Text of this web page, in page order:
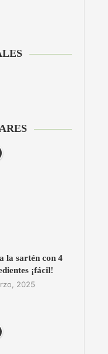
la sartén con 4
¡fácil!
2025